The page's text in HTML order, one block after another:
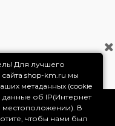
Для лучшего
shop-km.ru мы
метаданных (cookie
об IP(Интернет
местоположении). В
чтобы нами был